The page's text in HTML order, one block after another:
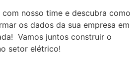
nosso time e descubra como
os dados da sua empresa em
Vamos juntos construir o
setor elétrico!